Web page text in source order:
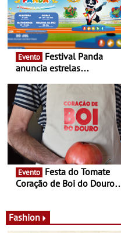
Evento
anuncia estrelas
- Entre Junho e Julho pelo
país
Evento
Coração de Boi do Douro -
Fashion